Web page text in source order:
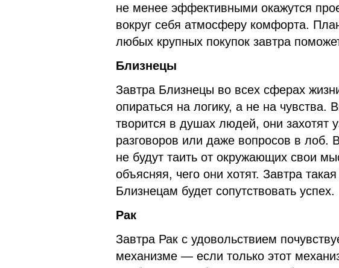
не менее эффективными окажутся
вокруг себя атмосферу комфорта.
любых крупных покупок завтра
Близнецы
Завтра Близнецы во всех сферах
опираться на логику, а не на чувства.
творится в душах людей, они захотят
разговоров или даже вопросов в лоб.
не будут таить от окружающих свои
объясняя, чего они хотят. Завтра
Близнецам будет сопутствовать успех.
Рак
Завтра Рак с удовольствием
механизме — если только этот